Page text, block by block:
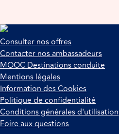
Consulter nos offres
Contacter nos ambassadeurs
MOOC Destinations conduite
Mentions légales
Information des Cookies
Politique de confidentialité
Conditions générales d'utilisation
Foire aux questions